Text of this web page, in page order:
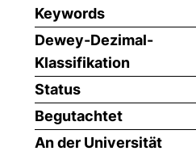
Keywords
Dewey-Dezimal-
Klassifikation
Status
Begutachtet
An der Universität